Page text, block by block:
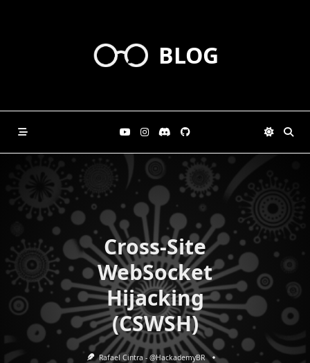
BLOG
Cross-Site
WebSocket
Hijacking
(CSWSH)
Rafael Cintra - @HackademyBR